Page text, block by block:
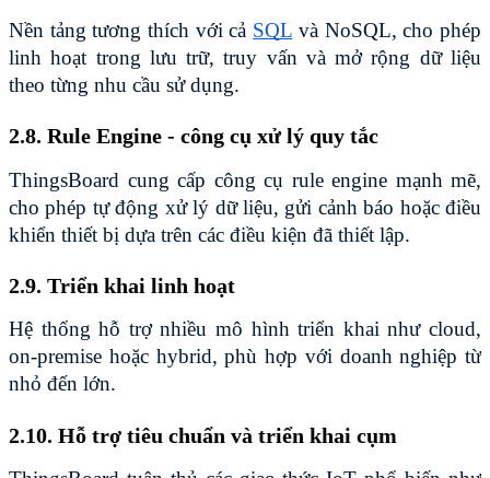
Nền tảng tương thích với cả SQL và NoSQL, cho phép
linh hoạt trong lưu trữ, truy vấn và mở rộng dữ liệu
theo từng nhu cầu sử dụng.
2.8. Rule Engine - công cụ xử lý quy tắc
ThingsBoard cung cấp công cụ rule engine mạnh mẽ,
cho phép tự động xử lý dữ liệu, gửi cảnh báo hoặc điều
khiển thiết bị dựa trên các điều kiện đã thiết lập.
2.9. Triển khai linh hoạt
Hệ thống hỗ trợ nhiều mô hình triển khai như cloud,
on-premise hoặc hybrid, phù hợp với doanh nghiệp từ
nhỏ đến lớn.
2.10. Hỗ trợ tiêu chuẩn và triển khai cụm